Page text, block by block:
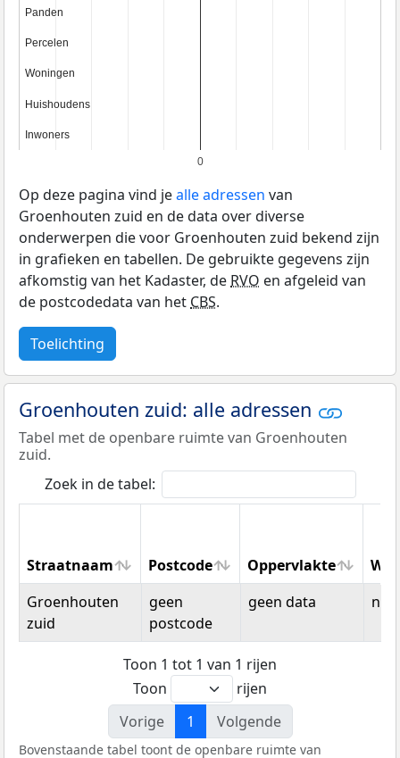
0
Panden
Panden
Percelen
Percelen
Woningen
Woningen
Huishoudens
Huishoudens
Inwoners
Inwoners
Op deze pagina vind jealle adressen van
Groenhouten zuid en de data over diverse
onderwerpen die voor Groenhouten zuid bekend zijn
in grafieken en tabellen. De gebruikte gegevens zijn
afkomstig van het Kadaster, deRVO en afgeleid van
de postcodedata van hetCBS.
Toelichting
Groenhouten zuid: alle adressen
Tabel met de openbare ruimte van Groenhouten
zuid.
Zoek in de tabel:
Straatnaam Postcode Oppervlakte
Straatnaam
Postcode Oppervlakte
Groenhouten
zuid
geen
postcode
geen data
Toon 1 tot 1 van 1 rijen
Toon
rijen
Vorige
1 Volgende
Bovenstaande tabel toont de openbare ruimte van